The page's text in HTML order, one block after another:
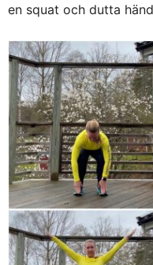
en squat och dutta